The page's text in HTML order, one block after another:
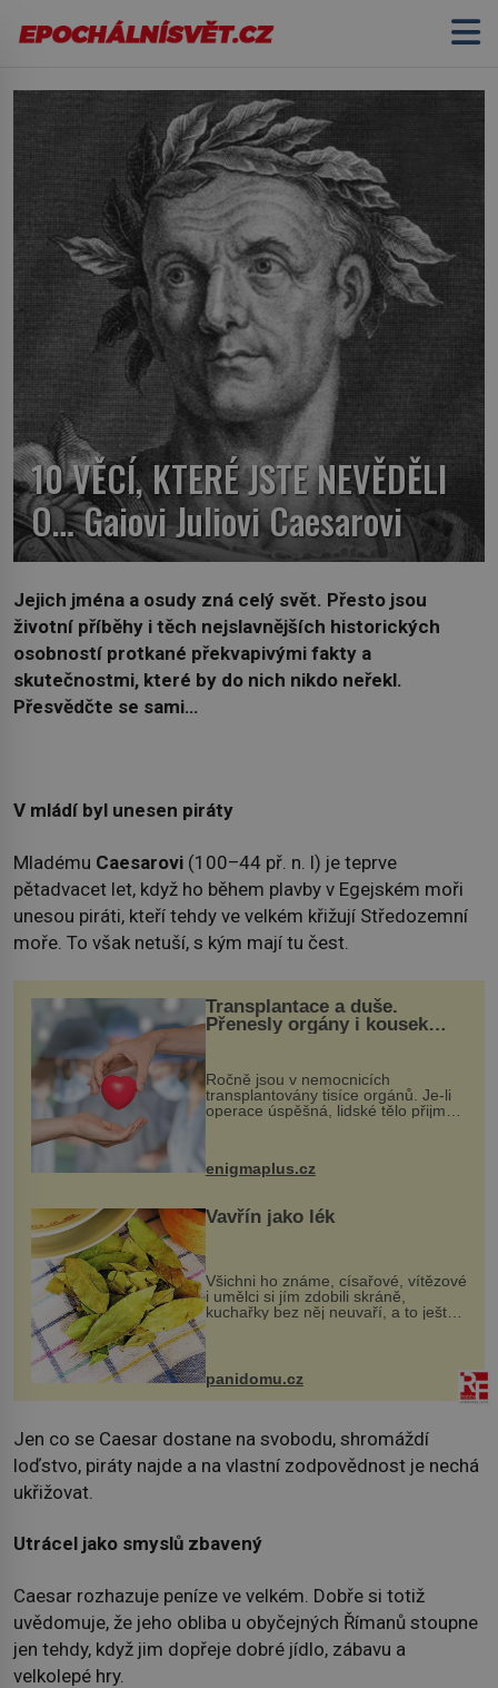
10 VĚCÍ, KTERÉ JSTE NEVĚDĚLI
O… Gaiovi Juliovi Caesarovi
Jejich jména a osudy zná celý svět. Přesto jsou
životní příběhy i těch nejslavnějších historických
osobností protkané překvapivými fakty a
skutečnostmi, které by do nich nikdo neřekl.
Přesvědčte se sami…
V mládí byl unesen piráty
Mladému Caesarovi (100–44 př. n. l) je teprve
pětadvacet let, když ho během plavby v Egejském moři
unesou piráti, kteří tehdy ve velkém křižují Středozemní
moře. To však netuší, s kým mají tu čest.
Transplantace a duše.
Přenesly orgány i kousek
Ročně jsou v nemocnicích
transplantovány tisíce orgánů. Je-li
operace úspěšná, lidské tělo přijme
enigmaplus.cz
Vavřín jako lék
Všichni ho známe, císařové, vítězové
i umělci si jím zdobili skráně,
kuchařky bez něj neuvaří, a to ještě
nevíte, že bobkový list může výrazně
zmírnit některé naše neduhy.
Obsahuje v malém množství ně...
panidomu.cz
Jen co se Caesar dostane na svobodu, shromáždí
loďstvo, piráty najde a na vlastní zodpovědnost je nechá
ukřižovat.
Utrácel jako smyslů zbavený
Caesar rozhazuje peníze ve velkém. Dobře si totiž
uvědomuje, že jeho obliba u obyčejných Římanů stoupne
jen tehdy, když jim dopřeje dobré jídlo, zábavu a
velkolepé hry.